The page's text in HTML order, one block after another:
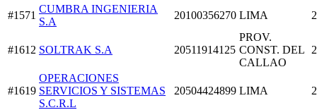
#1571
CUMBRA INGENIERIA
S.A
20100356270 LIMA
#1612 SOLTRAK S.A 20511914125
PROV.
CONST. DEL
CALLAO
#1619
OPERACIONES
SERVICIOS Y SISTEMAS
S.C.R.L
20504424899 LIMA